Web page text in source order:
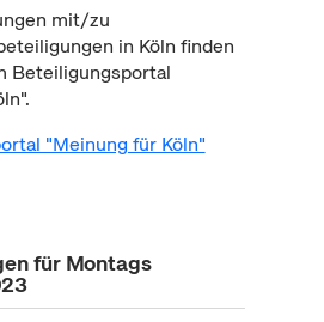
mit/zu
in Köln finden
Beteiligungsportal
"Meinung für Köln"
für Montags